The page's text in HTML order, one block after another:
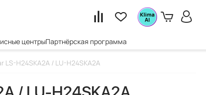
центрыПартнёрская программа
H24SKA2A / LU-H24SKA2A